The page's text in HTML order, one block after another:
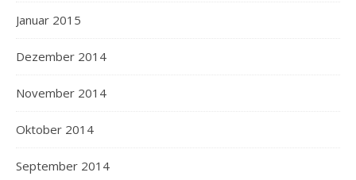
Januar 2015
Dezember 2014
November 2014
Oktober 2014
September 2014